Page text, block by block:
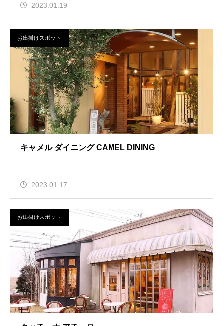
2023.01.19
お出掛けスポット
キャメル ダイニング CAMEL DINING
2023.01.17
お出掛けスポット